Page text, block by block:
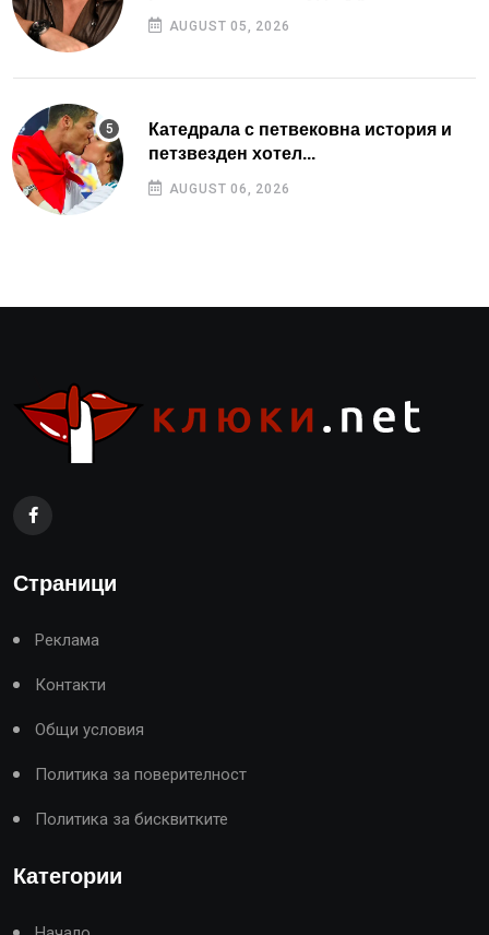
AUGUST 05, 2026
Катедрала с петвековна история и
петзвезден хотел...
AUGUST 06, 2026
Страници
Реклама
Контакти
Общи условия
Политика за поверителност
Политика за бисквитките
Категории